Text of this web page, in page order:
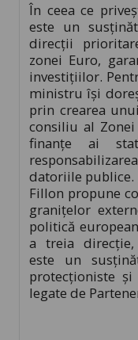
În ceea ce
este un
direcții
zonei Euro,
investițiilor.
ministru își
prin crearea
consiliu al
finanțe ai
datoriile publice.
Fillon propune
granițelor
politică
a treia direcție,
este un
protecționiste
legate de